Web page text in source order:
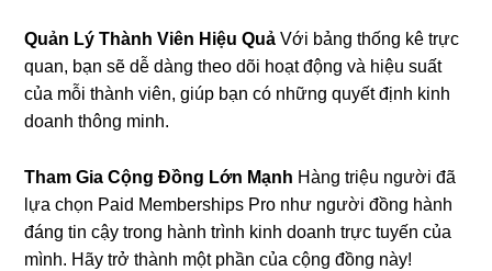
Quản Lý Thành Viên Hiệu Quả Với bảng thống kê trực
quan, bạn sẽ dễ dàng theo dõi hoạt động và hiệu suất
của mỗi thành viên, giúp bạn có những quyết định kinh
doanh thông minh.
Tham Gia Cộng Đồng Lớn Mạnh Hàng triệu người đã
lựa chọn Paid Memberships Pro như người đồng hành
đáng tin cậy trong hành trình kinh doanh trực tuyến của
mình. Hãy trở thành một phần của cộng đồng này!